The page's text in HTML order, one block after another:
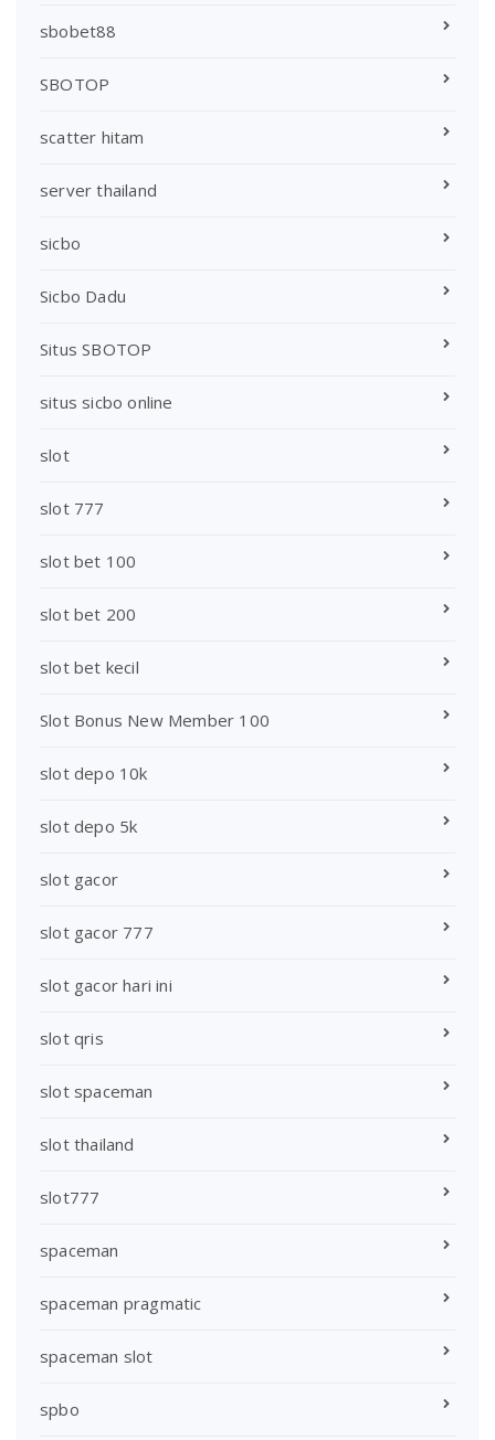
sbobet88
SBOTOP
scatter hitam
server thailand
sicbo
Sicbo Dadu
Situs SBOTOP
situs sicbo online
slot
slot 777
slot bet 100
slot bet 200
slot bet kecil
Slot Bonus New Member 100
slot depo 10k
slot depo 5k
slot gacor
slot gacor 777
slot gacor hari ini
slot qris
slot spaceman
slot thailand
slot777
spaceman
spaceman pragmatic
spaceman slot
spbo